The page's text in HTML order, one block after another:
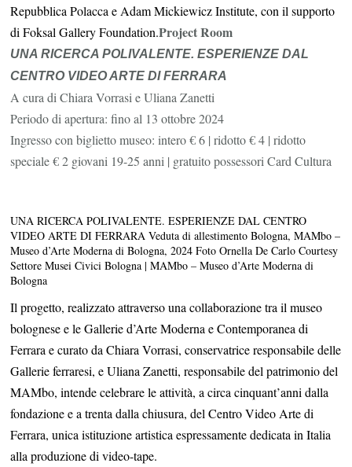
Repubblica Polacca e Adam Mickiewicz Institute, con il supporto
di Foksal Gallery Foundation.Project Room
UNA RICERCA POLIVALENTE.ESPERIENZE DAL
CENTRO VIDEO ARTE DI FERRARA
A cura di Chiara Vorrasi e Uliana Zanetti
Periodo di apertura: fino al 13 ottobre 2024
Ingresso con biglietto museo: intero € 6 | ridotto € 4 | ridotto
speciale € 2 giovani 19-25 anni | gratuito possessori Card Cultura
UNA RICERCA POLIVALENTE. ESPERIENZE DAL CENTRO
VIDEO ARTE DI FERRARA Veduta di allestimento Bologna, MAMbo –
Museo d’Arte Moderna di Bologna, 2024 Foto Ornella De Carlo Courtesy
Settore Musei Civici Bologna | MAMbo – Museo d’Arte Moderna di
Bologna
Il progetto, realizzato attraverso una collaborazione tra il museo
bolognese e le Gallerie d’Arte Moderna e Contemporanea di
Ferrara e curato da Chiara Vorrasi, conservatrice responsabile delle
Gallerie ferraresi, e Uliana Zanetti, responsabile del patrimonio del
MAMbo, intende celebrare le attività, a circa cinquant’anni dalla
fondazione e a trenta dalla chiusura, del Centro Video Arte di
Ferrara, unica istituzione artistica espressamente dedicata in Italia
alla produzione di video-tape.